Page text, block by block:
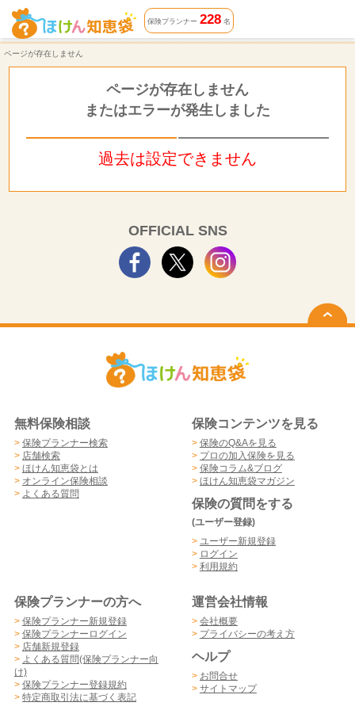
ページが存在しません | ほけん知恵袋
保険プランナー 228名
ページが存在しません
ページが存在しません
またはエラーが発生しました
過去は設定できません
OFFICIAL SNS
無料保険相談
> 保険プランナー検索
> 店舗検索
> ほけん知恵袋とは
> オンライン保険相談
> よくある質問
保険コンテンツを見る
> 保険のQ&Aを見る
> プロの加入保険を見る
> 保険コラム&ブログ
> ほけん知恵袋マガジン
保険の質問をする
(ユーザー登録)
> ユーザー新規登録
> ログイン
> 利用規約
保険プランナーの方へ
> 保険プランナー新規登録
> 保険プランナーログイン
> 店舗新規登録
> よくある質問(保険プランナー向
け)
> 保険プランナー登録規約
> 特定商取引法に基づく表記
運営会社情報
> 会社概要
> プライバシーの考え方
ヘルプ
> お問合せ
> サイトマップ